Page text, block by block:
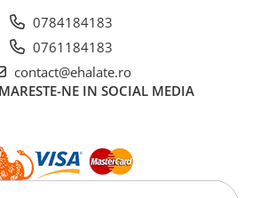
0784184183
0761184183
contact@ehalate.ro
NE IN SOCIAL MEDIA